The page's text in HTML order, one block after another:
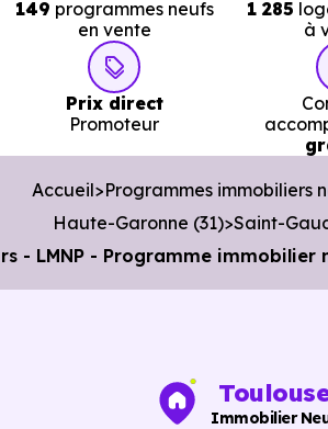
Poste :La Poste Valentine
à
voiture ou à 1.7 km, soit 20 min à
Bibliothèque :Médiathèque
à 1.6 km, soit 3 min en voiture ou à
149 programmes neufs
en vente
1 285
à
Prix direct
Promoteur
Accueil Programmes immobiliers
Haute-Garonne (31) Saint-
- LMNP - Programme
Immobilier